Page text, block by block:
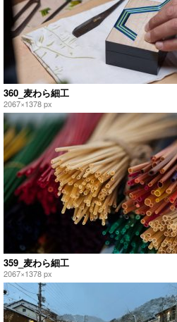
360_麦わら細工
2067×1378 px
359_麦わら細工
2067×1378 px